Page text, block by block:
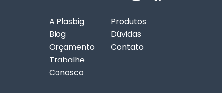
A Plasbig
Produtos
Blog
Dúvidas
Orçamento
Contato
Trabalhe
Conosco